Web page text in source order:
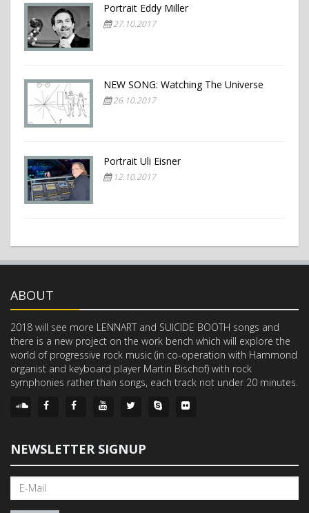
Portrait Eddy Miller
27.10.2017
NEW SONG: Watching The Universe
26.10.2017
Portrait Uli Eisner
12.10.2017
ABOUT
2018 will see more LENNART and SUICIDE BOOTH songs and
there is a new project on the work bench which will explore the
world of progressive rock music (in co-operation with Hammond
organist and keyboard player Martin Bischof) with rock
symphonies rather than songs, each track not under 20 minutes.
NEWSLETTER SIGNUP